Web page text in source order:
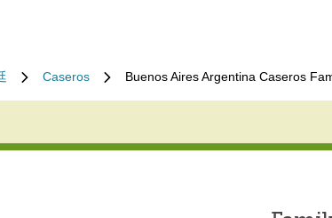
Caseros Buenos Aires Argentina Caseros